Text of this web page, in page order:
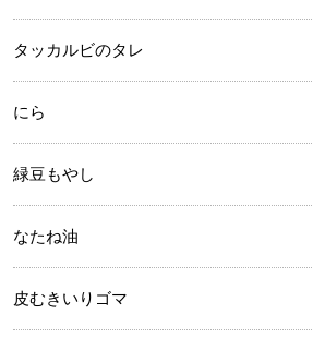
タッカルビのタレ
にら
緑豆もやし
なたね油
皮むきいりゴマ